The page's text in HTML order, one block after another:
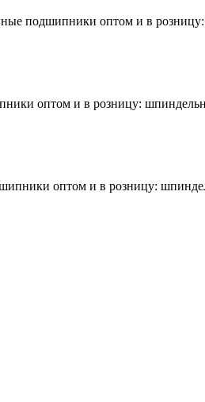
подшипники оптом и в
оптом и в розницу:
оптом и в розницу: